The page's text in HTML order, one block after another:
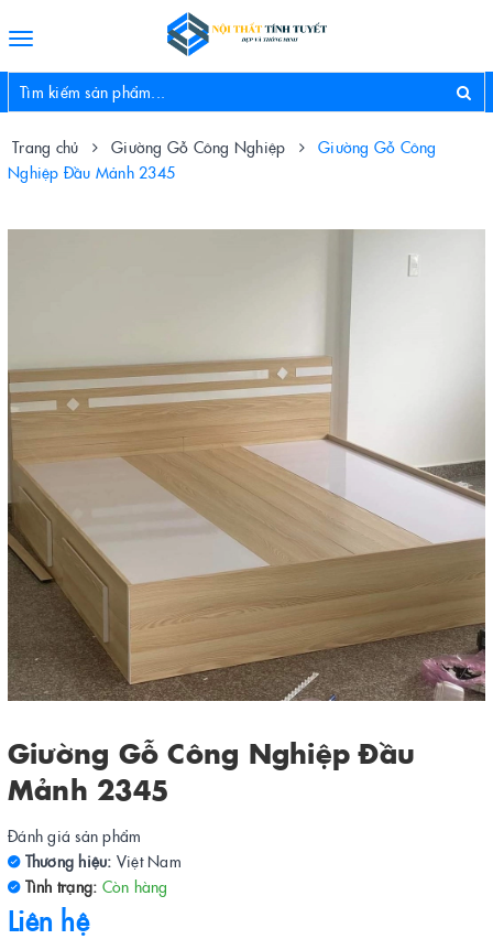
Toggle
Trang chủ Giường Gỗ Công Nghiệp
Giường Gỗ Công
Nghiệp Đầu Mảnh 2345
Giường Gỗ Công Nghiệp Đầu
Mảnh 2345
Đánh giá sản phẩm
Thương hiệu: Việt Nam
Tình trạng: Còn hàng
Liên hệ